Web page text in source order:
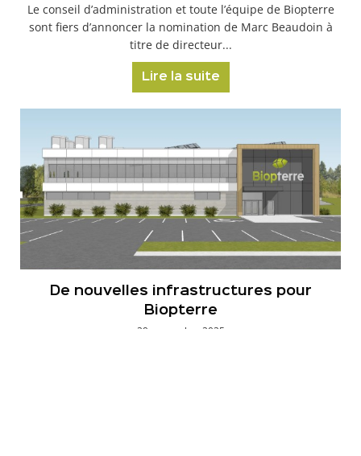
Le conseil d’administration et toute l’équipe de Biopterre
sont fiers d’annoncer la nomination de Marc Beaudoin à
titre de directeur...
Lire la suite
De nouvelles infrastructures pour
Biopterre
29 septembre 2025